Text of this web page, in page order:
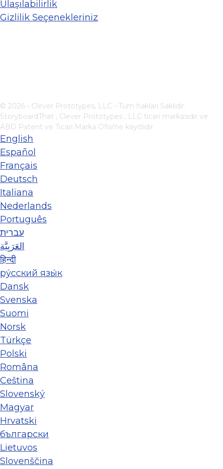
Ulaşılabilirlik
Gizlilik Seçenekleriniz
© 2026 - Clever Prototypes, LLC - Tüm hakları Saklıdır.
StoryboardThat , Clever Prototypes , LLC ticari markasıdır ve
ABD Patent ve Ticari Marka Ofisi'ne kayıtlıdır.
English
Español
Français
Deutsch
Italiana
Nederlands
Português
עברית
العَرَبِيَّة
हिन्दी
ру́сский язы́к
Dansk
Svenska
Suomi
Norsk
Türkçe
Polski
Româna
Ceština
Slovenský
Magyar
Hrvatski
български
Lietuvos
Slovenščina